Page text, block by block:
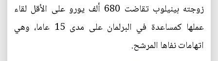
زوجته بينيلوب تقاضت 680 ألف يورو على الأقل لقاء
عملها كمساعدة في البرلمان على مدى 15 عاما، وهي
اتهامات نفاها المرشح.